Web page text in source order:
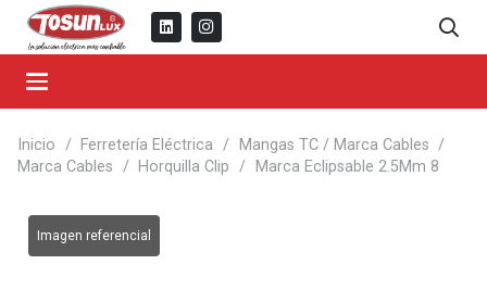
Inicio / Ferretería Eléctrica / Mangas TC / Marca Cables /
Marca Cables / Horquilla Clip / Marca Eclipsable 2.5Mm 8